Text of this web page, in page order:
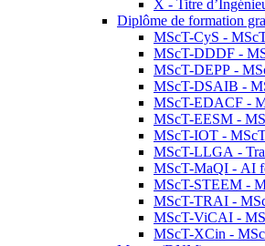
X - Titre
Diplôme de formation
MScT-CyS -
MScT-DDDF -
MScT-DEPP -
MScT-DSAIB -
MScT-EDACF -
MScT-EESM -
MScT-IOT -
MScT-LLGA -
MScT-MaQI - AI
MScT-STEEM -
MScT-TRAI -
MScT-ViCAI -
MScT-XCin -